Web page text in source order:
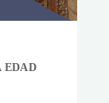
EDAD